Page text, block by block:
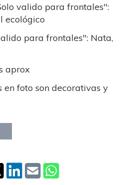
valido para frontales":
ecológico
para frontales": Nata,
aprox
foto son decorativas y